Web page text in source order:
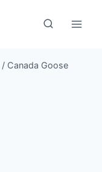
/ Canada Goose